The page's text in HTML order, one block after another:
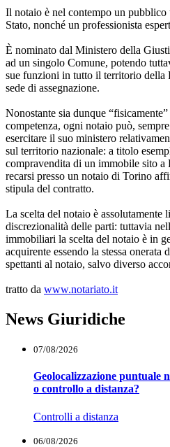
Il notaio è nel contempo un pubblico
Stato, nonché un professionista
È nominato dal Ministero della
ad un singolo Comune, potendo
sue funzioni in tutto il territorio della
sede di assegnazione.
Nonostante sia dunque
competenza, ogni notaio può,
esercitare il suo ministero
sul territorio nazionale: a titolo
compravendita di un immobile sito a
recarsi presso un notaio di Torino
stipula del contratto.
La scelta del notaio è assolutamente
discrezionalità delle parti: tuttavia
immobiliari la scelta del notaio è in
acquirente essendo la stessa onerata
spettanti al notaio, salvo diverso
tratto da www.notariato.it
News Giuridiche
07/08/2026
Geolocalizzazione puntuale
o controllo a distanza?
Controlli a distanza
06/08/2026